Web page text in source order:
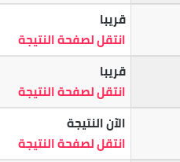
قريبا
انتقل لصفحة النتيجة
قريبا
انتقل لصفحة النتيجة
الآن النتيجة
انتقل لصفحة النتيجة